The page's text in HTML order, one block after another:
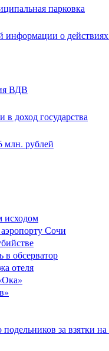
парковка
информации о
ВДВ
доход государства
млн. рублей
исходом
Сочи
обсерватор
отеля
за взятки